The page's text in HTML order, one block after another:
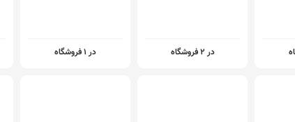
در 2 فروشگاه در 1 فروشگاه